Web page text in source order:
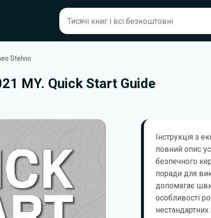
Stelvio
MY. Quick Start Guide
Інструкція з
повний опис
безпечного
поради для
допомагає
особливості
нестандартних